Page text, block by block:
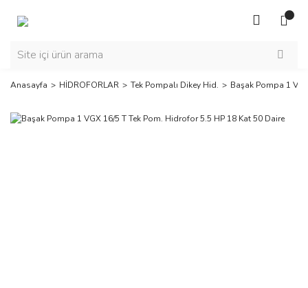
Anasayfa HİDROFORLAR Tek Pompalı Dikey Hid. Başak Pompa 1